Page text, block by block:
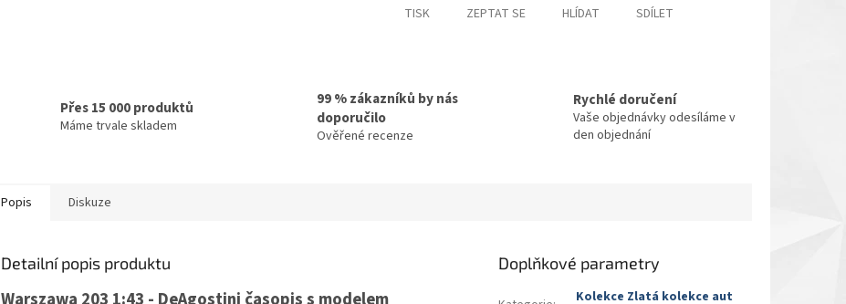
TISK ZEPTAT SE HLÍDAT SDÍLET
Přes 15 000 produktů
Máme trvale skladem
99 % zákazníků by nás
doporučilo
Ověřené recenze
Rychlé doručení
Vaše objednávky odesíláme v
den objednání
Popis Diskuze
Detailní popis produktu
Warszawa 203 1:43 - DeAgostini časopis s modelem
Doplňkové parametry
Kolekce Zlatá kolekce aut